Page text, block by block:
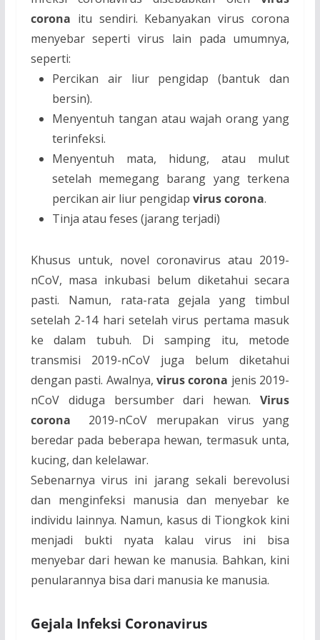
corona itu sendiri. Kebanyakan virus corona
menyebar seperti virus lain pada umumnya,
seperti:
Percikan air liur pengidap (bantuk dan
bersin).
Menyentuh tangan atau wajah orang yang
terinfeksi.
Menyentuh mata, hidung, atau mulut
setelah memegang barang yang terkena
percikan air liur pengidap virus corona.
Tinja atau feses (jarang terjadi)
Khusus untuk, novel coronavirus atau 2019-
nCoV, masa inkubasi belum diketahui secara
pasti. Namun, rata-rata gejala yang timbul
setelah 2-14 hari setelah virus pertama masuk
ke dalam tubuh. Di samping itu, metode
transmisi 2019-nCoV juga belum diketahui
dengan pasti. Awalnya,virus corona jenis 2019-
nCoV diduga bersumber dari hewan.Virus
corona 2019-nCoV merupakan virus yang
beredar pada beberapa hewan, termasuk unta,
kucing, dan kelelawar.
Sebenarnya virus ini jarang sekali berevolusi
dan menginfeksi manusia dan menyebar ke
individu lainnya. Namun, kasus di Tiongkok kini
menjadi bukti nyata kalau virus ini bisa
menyebar dari hewan ke manusia. Bahkan, kini
penularannya bisa dari manusia ke manusia.
Gejala Infeksi Coronavirus